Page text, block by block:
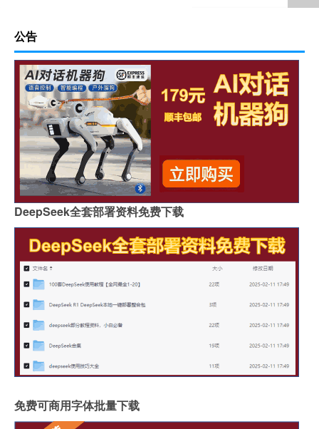
公告
DeepSeek全套部署资料免费下载
免费可商用字体批量下载